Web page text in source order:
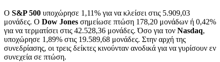
Ο S&P 500 υποχώρησε 1,11% για να κλείσει στις 5.909,03
μονάδες. Ο Dow Jones σημείωσε πτώση 178,20 μονάδων ή 0,42%
για να τερματίσει στις 42.528,36 μονάδες. Όσο για τον Nasdaq,
υποχώρησε 1,89% στις 19.589,68 μονάδες. Στην αρχή της
συνεδρίασης, οι τρεις δείκτες κινούνταν ανοδικά για να γυρίσουν εν
συνεχεία σε πτώση.